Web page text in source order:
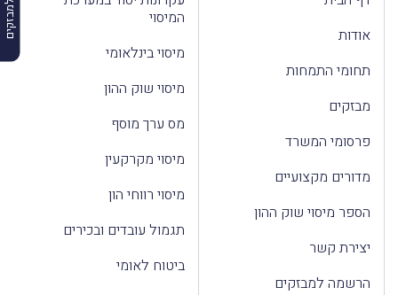
אודות
תחומי התמחות
מבזקים
פרסומי המשרד
מדורים מקצועיים
הספר מיסוי שוק ההון
יצירת קשר
הרשמה למבזקים
המיסוי
מיסוי בינלאומי
מיסוי שוק ההון
מס ערך מוסף
מיסוי מקרקעין
מיסוי רווחי הון
תגמול עובדים ובכירים
ביטוח לאומי